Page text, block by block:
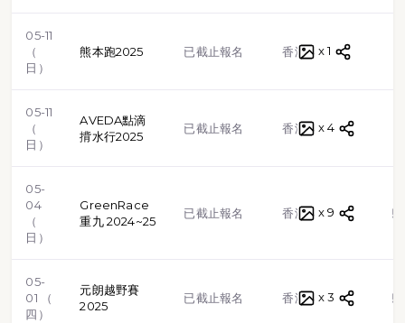
05-11
（
日）
熊本跑2025 已截止報名 香港 x 1
05-11
（
日）
AVEDA點滴
揹水行2025
已截止報名 香港 x 4
05-
04
（
日）
GreenRace
重九 2024~25
已截止報名 香港 越野跑
x 9
05-
01 （
四）
元朗越野賽
2025
已截止報名 香港 越野跑
x 3